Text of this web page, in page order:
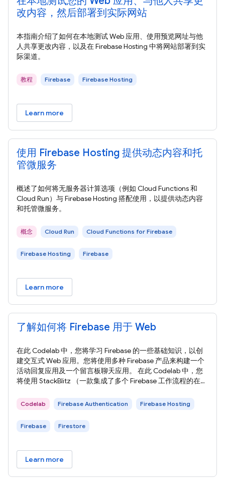
改内容，然后部署到实际网站
本指南介绍了如何在本地测试 Web 应用、使用预览网址与他
人共享更改内容，以及在 Firebase Hosting 中将网站部署到实
际渠道。
教程 Firebase Firebase Hosting
Learn more
使用 Firebase Hosting 提供动态内容和托
管微服务
概述了如何将无服务器计算选项（例如 Cloud Functions 和
Cloud Run）与 Firebase Hosting 搭配使用，以提供动态内容
和托管微服务。
概念 Cloud Run Cloud Functions for Firebase
Firebase Hosting Firebase
Learn more
了解如何将 Firebase 用于 Web
在此 Codelab 中，您将学习 Firebase 的一些基础知识，以创
建交互式 Web 应用。您将使用多种 Firebase 产品来构建一个
活动回复应用及一个留言板聊天应用。 在此 Codelab 中，您
将使用 StackBlitz （一款集成了多个 Firebase 工作流程的在线
的 StackBlitz 账号。 借助 StackBlitz，您可以与他人共享项
目。拥有您的 StackBlitz
Codelab Firebase Authentication Firebase Hosting
Firebase Firestore
Learn more